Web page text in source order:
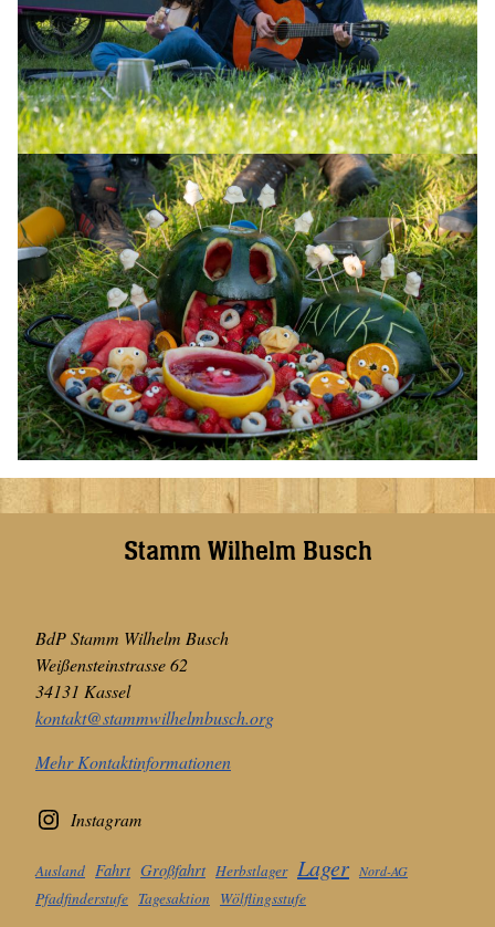
Stamm Wilhelm Busch
BdP Stamm Wilhelm Busch
Weißensteinstrasse 62
34131 Kassel
kontakt@stammwilhelmbusch.org
Mehr Kontaktinformationen
Instagram
Ausland Fahrt Großfahrt Herbstlager Lager Nord-AG
Pfadfinderstufe Tagesaktion Wölflingsstufe